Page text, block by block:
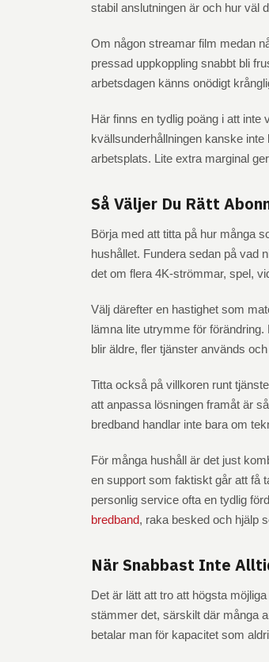
stabil anslutningen är och hur väl
Om någon streamar film medan
pressad uppkoppling snabbt bli
arbetsdagen känns onödigt
Här finns en tydlig poäng i att
kvällsunderhållningen kanske
arbetsplats. Lite extra marginal
Så Väljer Du Rätt
Börja med att titta på hur många
hushållet. Fundera sedan på vad
det om flera 4K-strömmar, spel,
Välj därefter en hastighet som
lämna lite utrymme för
blir äldre, fler tjänster används
Titta också på villkoren runt
att anpassa lösningen framåt är
bredband handlar inte bara om
För många hushåll är det just
en support som faktiskt går att få
personlig service ofta en tydlig
bredband, raka besked och hjälp
När Snabbast Inte
Det är lätt att tro att högsta
stämmer det, särskilt där många
betalar man för kapacitet som